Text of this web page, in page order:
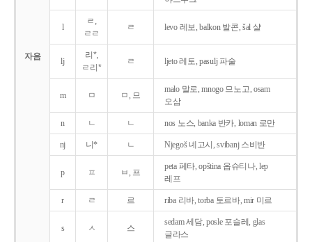
자음
l
ㄹ,
ㄹㄹ
ㄹ levo 레보, balkon 발콘, šal 샬
lj
리*,
ㄹ리*
ㄹ ljeto 레토, pasulj 파술
m ㅁ ㅁ, 므
malo 말로, mnogo 므노고, osam
오삼
n ㄴ ㄴ nos 노스, banka 반카, loman 로만
nj 니* ㄴ Njegoš 녜고시, svibanj 스비반
p ㅍ ㅂ, 프
peta 페타, opština 옵슈티나, lep
레프
r ㄹ 르 riba 리바, torba 토르바, mir 미르
s ㅅ 스
sedam 세담, posle 포슬레, glas
글라스